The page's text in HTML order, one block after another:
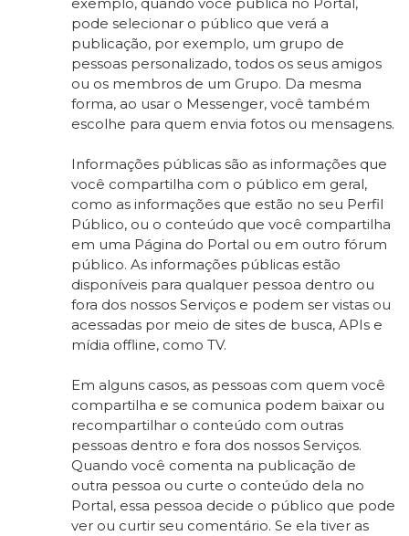
pode selecionar o público que verá a
publicação, por exemplo, um grupo de
pessoas personalizado, todos os seus amigos
ou os membros de um Grupo. Da mesma
forma, ao usar o Messenger, você também
escolhe para quem envia fotos ou mensagens.
Informações públicas são as informações que
você compartilha com o público em geral,
como as informações que estão no seu Perfil
Público, ou o conteúdo que você compartilha
em uma Página do Portal ou em outro fórum
público. As informações públicas estão
disponíveis para qualquer pessoa dentro ou
fora dos nossos Serviços e podem ser vistas ou
acessadas por meio de sites de busca, APIs e
mídia offline, como TV.
Em alguns casos, as pessoas com quem você
compartilha e se comunica podem baixar ou
recompartilhar o conteúdo com outras
pessoas dentro e fora dos nossos Serviços.
Quando você comenta na publicação de
outra pessoa ou curte o conteúdo dela no
Portal, essa pessoa decide o público que pode
ver ou curtir seu comentário. Se ela tiver as